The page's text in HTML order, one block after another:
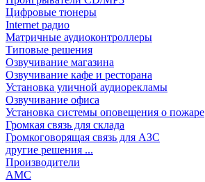
Цифровые тюнеры
Internet радио
Матричные аудиоконтроллеры
Типовые решения
Озвучивание магазина
Озвучивание кафе и ресторана
Установка уличной аудиорекламы
Озвучивание офиса
Установка системы оповещения о пожаре
Громкая связь для склада
Громкоговорящая связь для АЗС
другие решения ...
Производители
AMC